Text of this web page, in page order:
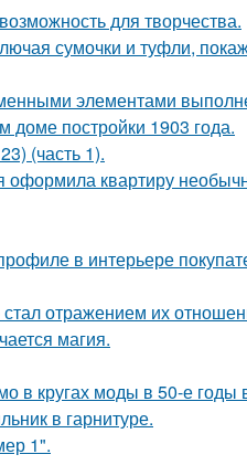
для творчества.
сумочки и туфли,
элементами
доме постройки 1903 года.
(часть 1).
оформила квартиру
в интерьере
отражением их
магия.
в кругах моды в 50-е
в гарнитуре.
1".